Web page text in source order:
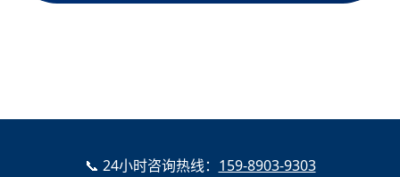
📞 24小时咨询热线： 159-8903-9303